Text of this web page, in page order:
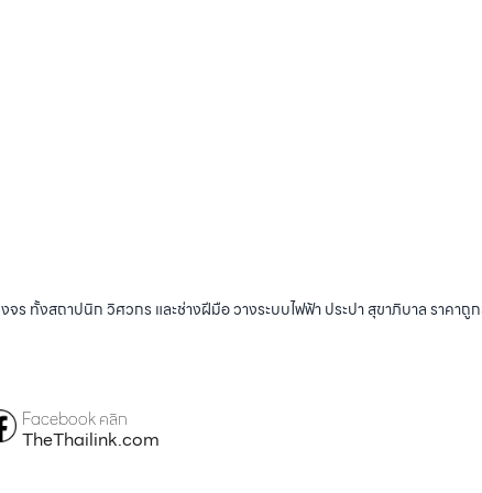
ร ทั้งสถาปนิก วิศวกร และช่างฝีมือ วางระบบไฟฟ้า ประปา สุขาภิบาล ราคาถู
Facebook คลิก
TheThailink.com